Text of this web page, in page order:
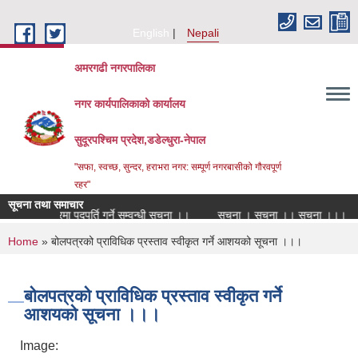
English
Nepali
अमरगढी नगरपालिका
नगर कार्यपालिकाको कार्यालय
सुदूरपश्चिम प्रदेश,डडेल्धुरा-नेपाल
"सफा, स्वच्छ, सुन्दर, हराभरा नगर: सम्पूर्ण नगरबासीको गौरवपूर्ण
रहर"
सूचना तथा समाचार
सेवा करारमा पदपूर्ति गर्ने सम्वन्धी सूचना ।।
सूचना । सूचना ।। सूचना ।।।
You are here
Home » बोलपत्रको प्राविधिक प्रस्ताव स्वीकृत गर्ने आशयको सूचना ।।।
बोलपत्रको प्राविधिक प्रस्ताव स्वीकृत गर्ने
आशयको सूचना ।।।
Image: